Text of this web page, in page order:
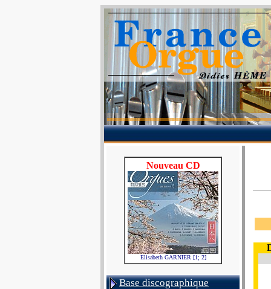
Nouveau CD
Elisabeth GARNIER [1; 2]
Base discographique